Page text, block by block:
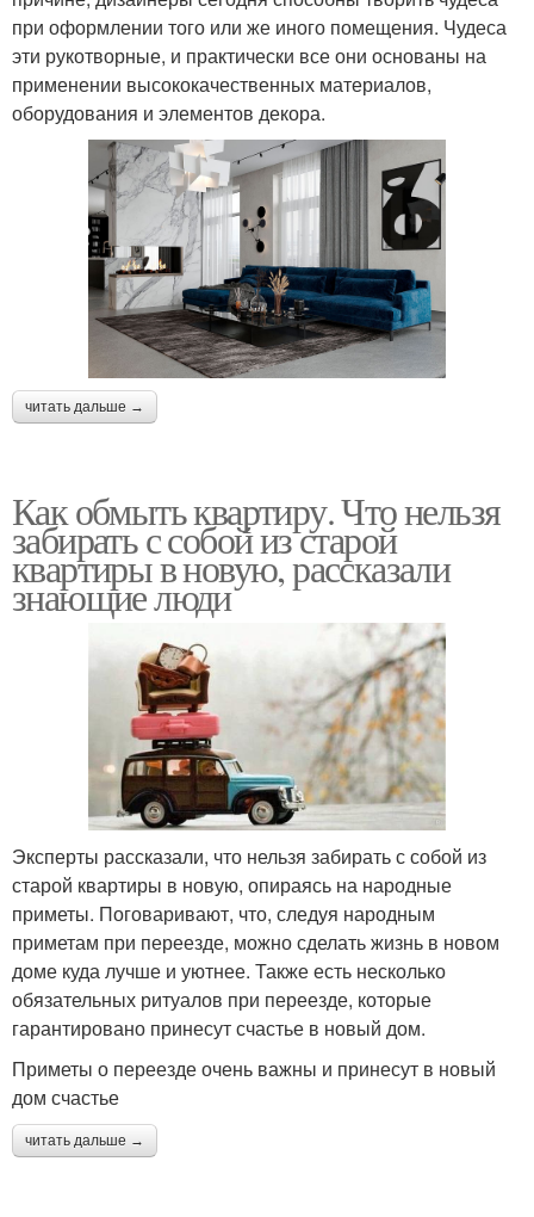
при оформлении того или же иного помещения. Чудеса
эти рукотворные, и практически все они основаны на
применении высококачественных материалов,
оборудования и элементов декора.
читать дальше →
Как обмыть квартиру. Что нельзя
забирать с собой из старой
квартиры в новую, рассказали
знающие люди
Эксперты рассказали, что нельзя забирать с собой из
старой квартиры в новую, опираясь на народные
приметы. Поговаривают, что, следуя народным
приметам при переезде, можно сделать жизнь в новом
доме куда лучше и уютнее. Также есть несколько
обязательных ритуалов при переезде, которые
гарантировано принесут счастье в новый дом.
Приметы о переезде очень важны и принесут в новый
дом счастье
читать дальше →